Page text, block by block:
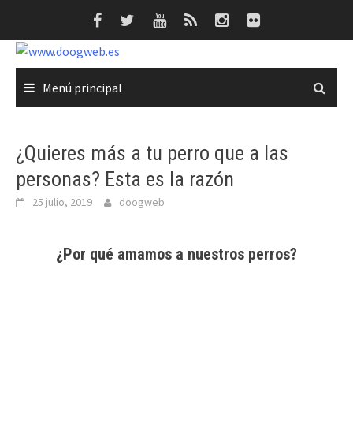
contenido
Menú principal
¿Quieres más a tu perro que a las
personas? Esta es la razón
25 julio, 2019 doogweb
¿Por qué amamos a nuestros perros?